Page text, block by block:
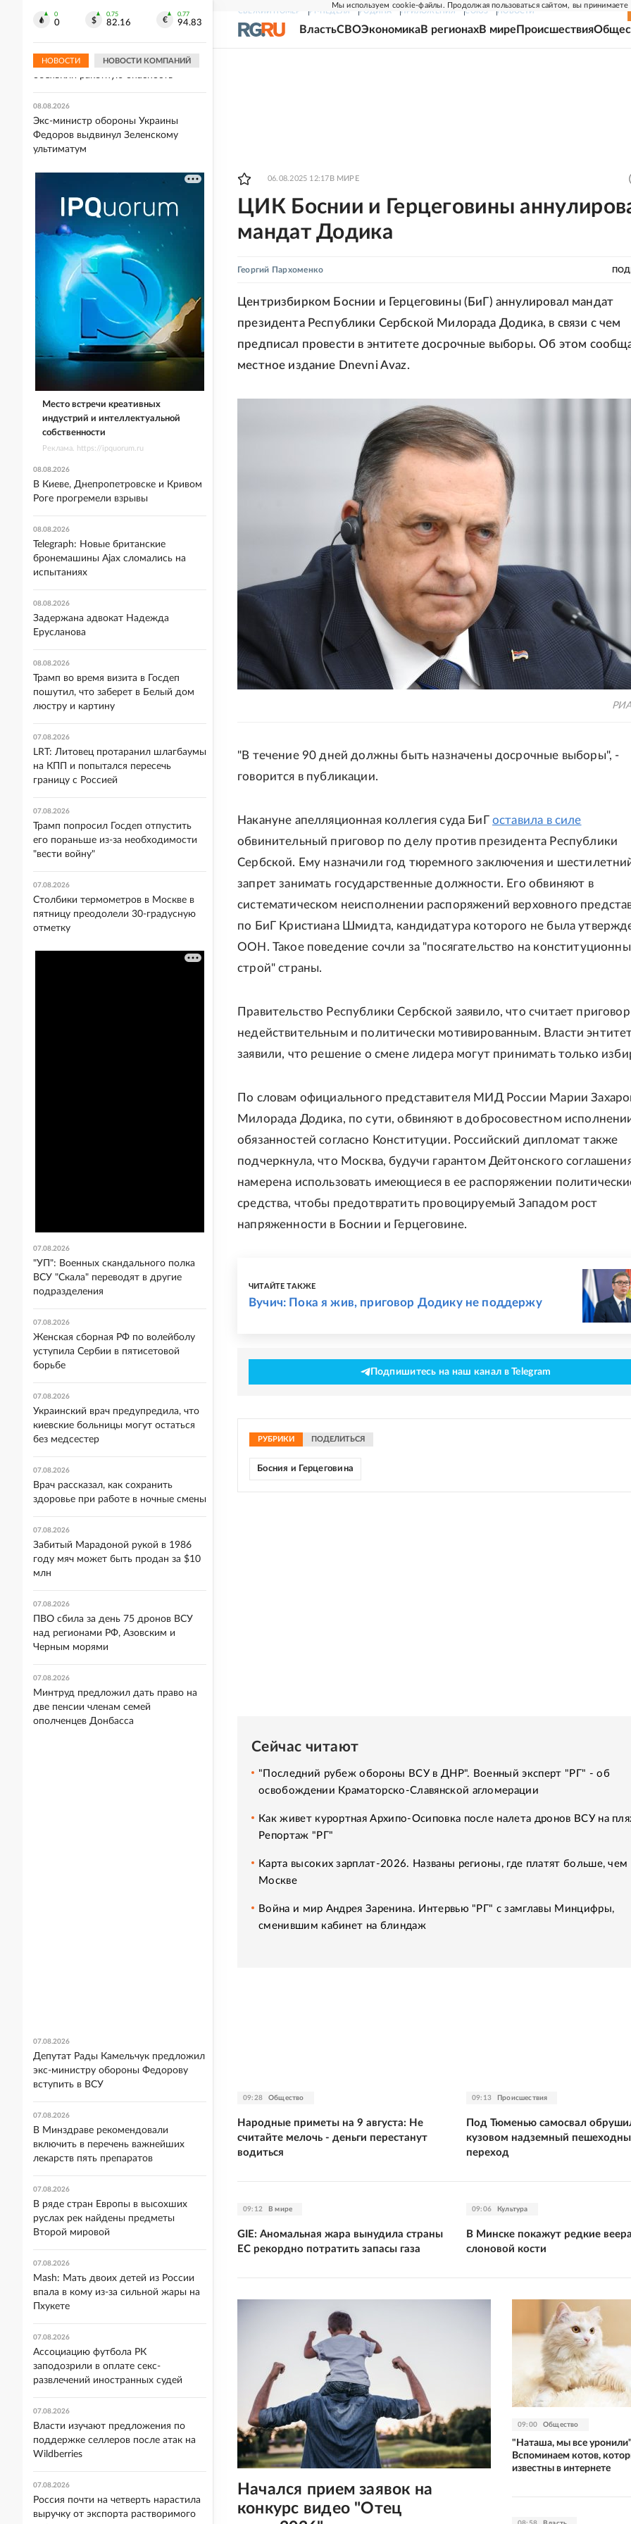
Мы используем cookie-файлы. Продолжая пользоваться сайтом, вы принимаете
СВЕЖИЙ НОМЕР РГ-НЕДЕЛЯ РОДИНА ПРИЛОЖЕНИЯ СОЮЗ НОВОСТИ
ВластьСВОЭкономикаВ регионахВ мире Происшествия
06.08.2025 12:17 В МИРЕ
ЦИК Боснии и Герцеговины
мандат Додика
Георгий Пархоменко
Центризбирком Боснии и Герцеговины (БиГ) аннулировал мандат
президента Республики Сербской Милорада Додика, в связи с чем
предписал провести в энтитете досрочные выборы. Об этом
местное издание Dnevni Avaz.
"В течение 90 дней должны быть назначены досрочные выборы", -
говорится в публикации.
Накануне апелляционная коллегия суда БиГ оставила в силе
обвинительный приговор по делу против президента Республики
Сербской. Ему назначили год тюремного заключения и
запрет занимать государственные должности. Его обвиняют в
систематическом неисполнении распоряжений верховного
по БиГ Кристиана Шмидта, кандидатура которого не была
ООН. Такое поведение сочли за "посягательство на
строй" страны.
Правительство Республики Сербской заявило, что считает приговор
недействительным и политически мотивированным. Власти
заявили, что решение о смене лидера могут принимать только
По словам официального представителя МИД России Марии
Милорада Додика, по сути, обвиняют в добросовестном
обязанностей согласно Конституции. Российский дипломат также
подчеркнула, что Москва, будучи гарантом Дейтонского
намерена использовать имеющиеся в ее распоряжении
средства, чтобы предотвратить провоцируемый Западом рост
напряженности в Боснии и Герцеговине.
ЧИТАЙТЕ ТАКЖЕ
Вучич: Пока я жив, приговор Додику не поддержу
Подпишитесь на наш канал в Telegram
РУБРИКИ ПОДЕЛИТЬСЯ
Босния и Герцеговина
Сейчас читают
"Последний рубеж обороны ВСУ в ДНР". Военный эксперт "РГ" - об
освобождении Краматорско-Славянской агломерации
Как живет курортная Архипо-Осиповка после налета дронов ВСУ на
Репортаж "РГ"
Карта высоких зарплат-2026. Названы регионы, где платят больше, чем
Москве
Война и мир Андрея Заренина. Интервью "РГ" с замглавы Минцифры,
сменившим кабинет на блиндаж
09:28 Общество
Народные приметы на 9 августа: Не
считайте мелочь - деньги перестанут
водиться
09:13 Происшествия
Под Тюменью самосвал
кузовом надземный
переход
09:12 В мире
GIE: Аномальная жара вынудила страны
ЕС рекордно потратить запасы газа
09:06 Культура
В Минске покажут редкие
слоновой кости
Начался прием заявок на
конкурс видео "Отец
09:00 Общество
"Наташа, мы все
Вспоминаем котов,
известны в интернете
0
0
0.75
82.16
0.77
94.83
НОВОСТИ НОВОСТИ КОМПАНИЙ
распространении фейков
Сразу в семи регионах России
объявили ракетную опасность
08.08.2026
Экс-министр обороны Украины
Федоров выдвинул Зеленскому
ультиматум
Место встречи креативных
индустрий и интеллектуальной
собственности
Реклама. https://ipquorum.ru
08.08.2026
В Киеве, Днепропетровске и Кривом
Роге прогремели взрывы
08.08.2026
Telegraph: Новые британские
бронемашины Ajax сломались на
испытаниях
08.08.2026
Задержана адвокат Надежда
Ерусланова
08.08.2026
Трамп во время визита в Госдеп
пошутил, что заберет в Белый дом
люстру и картину
07.08.2026
LRT: Литовец протаранил шлагбаумы
на КПП и попытался пересечь
границу с Россией
07.08.2026
Трамп попросил Госдеп отпустить
его пораньше из-за необходимости
"вести войну"
07.08.2026
Столбики термометров в Москве в
пятницу преодолели 30-градусную
отметку
07.08.2026
"УП": Военных скандального полка
ВСУ "Скала" переводят в другие
подразделения
07.08.2026
Женская сборная РФ по волейболу
уступила Сербии в пятисетовой
борьбе
07.08.2026
Украинский врач предупредила, что
киевские больницы могут остаться
без медсестер
07.08.2026
Врач рассказал, как сохранить
здоровье при работе в ночные смены
07.08.2026
Забитый Марадоной рукой в 1986
году мяч может быть продан за $10
млн
07.08.2026
ПВО сбила за день 75 дронов ВСУ
над регионами РФ, Азовским и
Черным морями
07.08.2026
Минтруд предложил дать право на
две пенсии членам семей
ополченцев Донбасса
07.08.2026
Депутат Рады Камельчук предложил
экс-министру обороны Федорову
вступить в ВСУ
07.08.2026
В Минздраве рекомендовали
включить в перечень важнейших
лекарств пять препаратов
07.08.2026
В ряде стран Европы в высохших
руслах рек найдены предметы
Второй мировой
07.08.2026
Mash: Мать двоих детей из России
впала в кому из-за сильной жары на
Пхукете
07.08.2026
Ассоциацию футбола РК
заподозрили в оплате секс-
развлечений иностранных судей
07.08.2026
Власти изучают предложения по
поддержке селлеров после атак на
Wildberries
07.08.2026
Россия почти на четверть нарастила
выручку от экспорта растворимого